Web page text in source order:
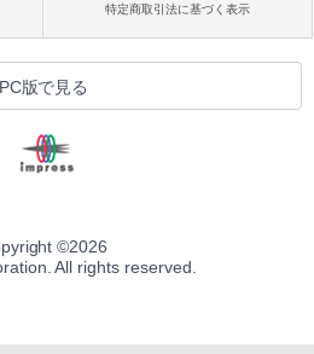
特定商取引法に基づく表示
PC版で見る
©2026
All rights reserved.